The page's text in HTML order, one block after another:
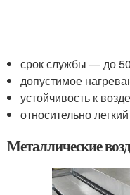
срок службы — до
допустимое
устойчивость к
относительно
Металлические